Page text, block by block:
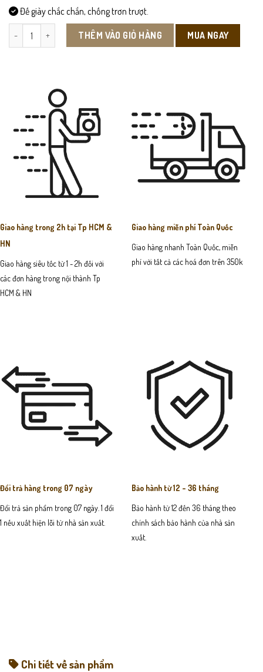
Đế giày chắc chắn, chống trơn trượt.
CS27- Giày Công Sở Nam số lượng
THÊM VÀO GIỎ HÀNG MUA NGAY
Giao hàng trong 2h tại Tp HCM &
HN
Giao hàng siêu tốc từ 1 - 2h đối với
các đơn hàng trong nội thành Tp
HCM & HN
Giao hàng miễn phí Toàn Quốc
Giao hàng nhanh Toàn Quốc, miễn
phí với tất cả các hoá đơn trên 350k
Đổi trả hàng trong 07 ngày
Đổi trả sản phẩm trong 07 ngày. 1 đổi
1 nếu xuất hiện lỗi từ nhà sản xuất.
Bảo hành từ 12 - 36 tháng
Bảo hành từ 12 đến 36 tháng theo
chính sách bảo hành của nhà sản
xuất.
Chi tiết về sản phẩm